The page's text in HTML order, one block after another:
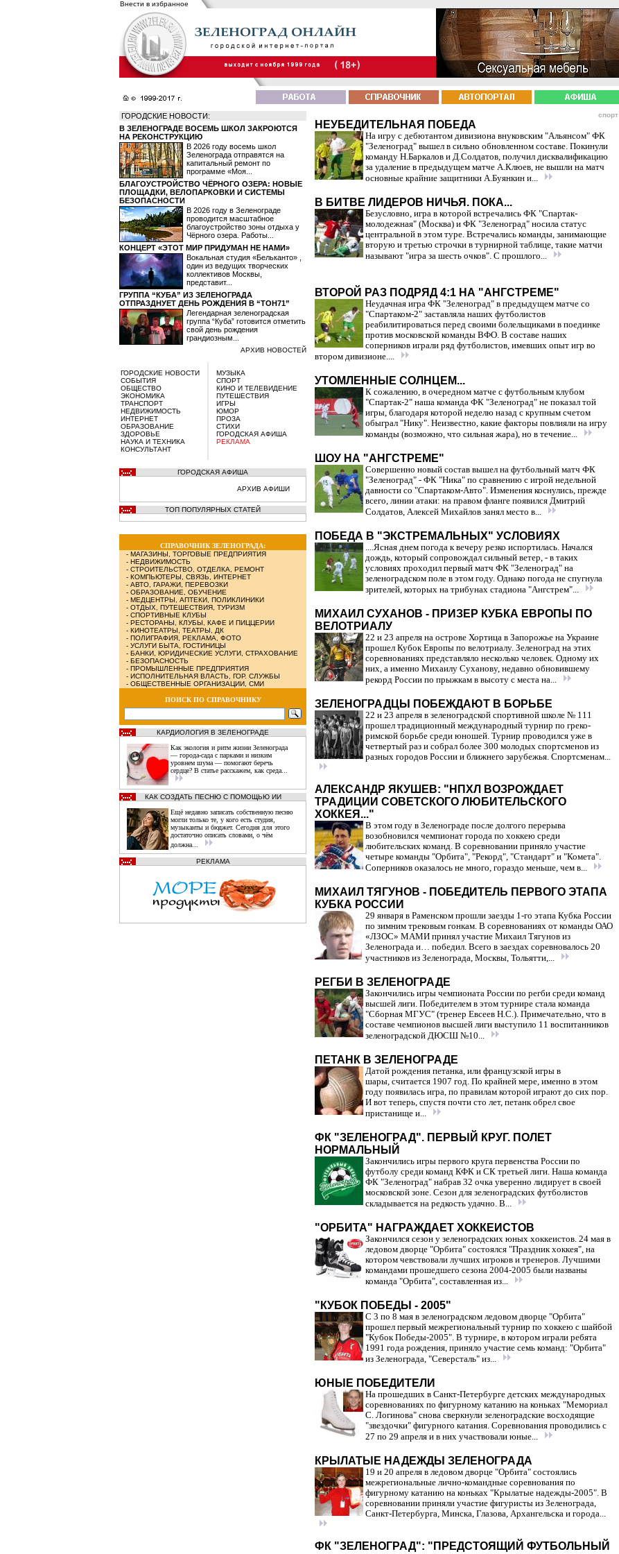
Внести в избранное
ГОРОДСКИЕ НОВОСТИ:
В ЗЕЛЕНОГРАДЕ ВОСЕМЬ ШКОЛ ЗАКРОЮТСЯ
НА РЕКОНСТРУКЦИЮ
В 2026 году восемь школ
Зеленограда отправятся на
капитальный ремонт по
программе «Моя...
БЛАГОУСТРОЙСТВО ЧЁРНОГО ОЗЕРА: НОВЫЕ
ПЛОЩАДКИ, ВЕЛОПАРКОВКИ И СИСТЕМЫ
БЕЗОПАСНОСТИ
В 2026 году в Зеленограде
проводится масштабное
благоустройство зоны отдыха у
Чёрного озера. Работы...
КОНЦЕРТ «ЭТОТ МИР ПРИДУМАН НЕ НАМИ»
Вокальная студия «Бельканто» ,
один из ведущих творческих
коллективов Москвы,
представит...
ГРУППА “КУБА” ИЗ ЗЕЛЕНОГРАДА
ОТПРАЗДНУЕТ ДЕНЬ РОЖДЕНИЯ В “ТОН71”
Легендарная зеленоградская
группа “Куба” готовится отметить
свой день рождения
грандиозным...
АРХИВ НОВОСТЕЙ
ГОРОДСКИЕ НОВОСТИ
СОБЫТИЯ
ОБЩЕСТВО
ЭКОНОМИКА
ТРАНСПОРТ
НЕДВИЖИМОСТЬ
ИНТЕРНЕТ
ОБРАЗОВАНИЕ
ЗДОРОВЬЕ
НАУКА И ТЕХНИКА
КОНСУЛЬТАНТ
МУЗЫКА
СПОРТ
КИНО И ТЕЛЕВИДЕНИЕ
ПУТЕШЕСТВИЯ
ИГРЫ
ЮМОР
ПРОЗА
СТИХИ
ГОРОДСКАЯ АФИША
РЕКЛАМА
ГОРОДСКАЯ АФИША
АРХИВ АФИШИ
ТОП ПОПУЛЯРНЫХ СТАТЕЙ
СПРАВОЧНИК ЗЕЛЕНОГРАДА:
- МАГАЗИНЫ, ТОРГОВЫЕ ПРЕДПРИЯТИЯ
- НЕДВИЖИМОСТЬ
- СТРОИТЕЛЬСТВО, ОТДЕЛКА, РЕМОНТ
- КОМПЬЮТЕРЫ, СВЯЗЬ, ИНТЕРНЕТ
- АВТО, ГАРАЖИ, ПЕРЕВОЗКИ
- ОБРАЗОВАНИЕ, ОБУЧЕНИЕ
- МЕДЦЕНТРЫ, АПТЕКИ, ПОЛИКЛИНИКИ
- ОТДЫХ, ПУТЕШЕСТВИЯ, ТУРИЗМ
- СПОРТИВНЫЕ КЛУБЫ
- РЕСТОРАНЫ, КЛУБЫ, КАФЕ И ПИЦЦЕРИИ
- КИНОТЕАТРЫ, ТЕАТРЫ, ДК
- ПОЛИГРАФИЯ, РЕКЛАМА, ФОТО
- УСЛУГИ БЫТА, ГОСТИНИЦЫ
- БАНКИ, ЮРИДИЧЕСКИЕ УСЛУГИ, СТРАХОВАНИЕ
- БЕЗОПАСНОСТЬ
- ПРОМЫШЛЕННЫЕ ПРЕДПРИЯТИЯ
- ИСПОЛНИТЕЛЬНАЯ ВЛАСТЬ, ГОР. СЛУЖБЫ
- ОБЩЕСТВЕННЫЕ ОРГАНИЗАЦИИ, СМИ
ПОИСК ПО СПРАВОЧНИКУ
КАРДИОЛОГИЯ В ЗЕЛЕНОГРАДЕ
Как экология и ритм жизни Зеленограда
— города‑сада с парками и низким
уровнем шума — помогают беречь
сердце? В статье расскажем, как среда...
КАК СОЗДАТЬ ПЕСНЮ С ПОМОЩЬЮ ИИ
Ещё недавно записать собственную песню
могли только те, у кого есть студия,
музыканты и бюджет. Сегодня для этого
достаточно описать словами, о чём
должна...
РЕКЛАМА
спорт
НЕУБЕДИТЕЛЬНАЯ ПОБЕДА
На игру с дебютантом дивизиона внуковским "Альянсом" ФК
"Зеленоград" вышел в сильно обновленном составе. Покинули
команду Н.Баркалов и Д.Солдатов, получил дисквалификацию
за удаление в предыдущем матче А.Клюев, не вышли на матч
основные крайние защитники А.Буянкин и...
В БИТВЕ ЛИДЕРОВ НИЧЬЯ. ПОКА...
Безусловно, игра в которой встречались ФК "Спартак-
молодежная" (Москва) и ФК "Зеленоград" носила статус
центральной в этом туре. Встречались команды, занимающие
вторую и третью строчки в турнирной таблице, такие матчи
называют "игра за шесть очков". С прошлого...
ВТОРОЙ РАЗ ПОДРЯД 4:1 НА "АНГСТРЕМЕ"
Неудачная игра ФК "Зеленоград" в предыдущем матче со
"Спартаком-2" заставляла наших футболистов
реабилитироваться перед своими болельщиками в поединке
против московской команды ВФО. В составе наших
соперников играли ряд футболистов, имевших опыт игр во
втором дивизионе....
УТОМЛЕННЫЕ СОЛНЦЕМ...
К сожалению, в очередном матче с футбольным клубом
"Спартак-2" наша команда ФК "Зеленоград" не показал той
игры, благодаря которой неделю назад с крупным счетом
обыграл "Нику". Неизвестно, какие факторы повлияли на игру
команды (возможно, что сильная жара), но в течение...
ШОУ НА "АНГСТРЕМЕ"
Совершенно новый состав вышел на футбольный матч ФК
"Зеленоград" - ФК "Ника" по сравнению с игрой недельной
давности со "Спартаком-Авто". Изменения коснулись, прежде
всего, линии атаки: на правом фланге появился Дмитрий
Солдатов, Алексей Михайлов занял место в...
ПОБЕДА В "ЭКСТРЕМАЛЬНЫХ" УСЛОВИЯХ
....Ясная днем погода к вечеру резко испортилась. Начался
дождь, который сопровождал сильный ветер, - в таких
условиях проходил первый матч ФК "Зеленоград" на
зеленоградском поле в этом году. Однако погода не спугнула
зрителей, которых на трибунах стадиона "Ангстрем"...
МИХАИЛ СУХАНОВ - ПРИЗЕР КУБКА ЕВРОПЫ ПО
ВЕЛОТРИАЛУ
22 и 23 апреля на острове Хортица в Запорожье на Украине
прошел Кубок Европы по велотриалу. Зеленоград на этих
соревнованиях представляло несколько человек. Одному их
них, а именно Михаилу Суханову, недавно обновившему
рекорд России по прыжкам в высоту с места на...
ЗЕЛЕНОГРАДЦЫ ПОБЕЖДАЮТ В БОРЬБЕ
22 и 23 апреля в зеленоградской спортивной школе № 111
прошел традиционный международный турнир по греко-
римской борьбе среди юношей. Турнир проводился уже в
четвертый раз и собрал более 300 молодых спортсменов из
разных городов России и ближнего зарубежья. Спортсменам...
АЛЕКСАНДР ЯКУШЕВ: "НПХЛ ВОЗРОЖДАЕТ
ТРАДИЦИИ СОВЕТСКОГО ЛЮБИТЕЛЬСКОГО
ХОККЕЯ..."
В этом году в Зеленограде после долгого перерыва
возобновился чемпионат города по хоккею среди
любительских команд. В соревновании приняло участие
четыре команды "Орбита", "Рекорд", "Стандарт" и "Комета".
Соперников оказалось не много, гораздо меньше, чем в...
МИХАИЛ ТЯГУНОВ - ПОБЕДИТЕЛЬ ПЕРВОГО ЭТАПА
КУБКА РОССИИ
29 января в Раменском прошли заезды 1-го этапа Кубка России
по зимним трековым гонкам. В соревнованиях от команды ОАО
«ЛЗОС» МАМИ принял участие Михаил Тягунов из
Зеленограда и… победил. Всего в заездах соревновалось 20
участников из Зеленограда, Москвы, Тольятти,...
РЕГБИ В ЗЕЛЕНОГРАДЕ
Закончились игры чемпионата России по регби среди команд
высшей лиги. Победителем в этом турнире стала команда
"Сборная МГУС" (тренер Евсеев Н.С.). Примечательно, что в
составе чемпионов высшей лиги выступило 11 воспитанников
зеленоградской ДЮСШ №10...
ПЕТАНК В ЗЕЛЕНОГРАДЕ
Датой рождения петанка, или французской игры в
шары, считается 1907 год. По крайней мере, именно в этом
году появилась игра, по правилам которой играют до сих пор.
И вот теперь, спустя почти сто лет, петанк обрел свое
пристанище и...
ФК "ЗЕЛЕНОГРАД". ПЕРВЫЙ КРУГ. ПОЛЕТ
НОРМАЛЬНЫЙ
Закончились игры первого круга первенства России по
футболу среди команд КФК и СК третьей лиги. Наша команда
ФК "Зеленоград" набрав 32 очка уверенно лидирует в своей
московской зоне. Сезон для зеленоградских футболистов
складывается на редкость удачно. В...
"ОРБИТА" НАГРАЖДАЕТ ХОККЕИСТОВ
Закончился сезон у зеленоградских юных хоккеистов. 24 мая в
ледовом дворце "Орбита" состоялся "Праздник хоккея", на
котором чевствовали лучших игроков и тренеров. Лучшими
командами прошедшего сезона 2004-2005 были названы
команда "Орбита", составленная из...
"КУБОК ПОБЕДЫ - 2005"
С 3 по 8 мая в зеленоградском ледовом дворце "Орбита"
прошел первый межрегиональный турнир по хоккею с шайбой
"Кубок Победы-2005". В турнире, в котором играли ребята
1991 года рождения, приняло участие семь команд: "Орбита"
из Зеленограда, "Северсталь" из...
ЮНЫЕ ПОБЕДИТЕЛИ
На прошедших в Санкт-Петербурге детских международных
соревнованиях по фигурному катанию на коньках "Мемориал
С. Логинова" снова сверкнули зеленоградские восходящие
"звездочки" фигурного катания. Соревнования проводились с
27 по 29 апреля и в них участвовали юные...
КРЫЛАТЫЕ НАДЕЖДЫ ЗЕЛЕНОГРАДА
19 и 20 апреля в ледовом дворце "Орбита" состоялись
межрегиональные лично-командные соревнования по
фигурному катанию на коньках "Крылатые надежды-2005". В
соревновании приняли участие фигуристы из Зеленограда,
Санкт-Петербурга, Минска, Глазова, Архангельска и города...
ФК "ЗЕЛЕНОГРАД": "ПРЕДСТОЯЩИЙ ФУТБОЛЬНЫЙ